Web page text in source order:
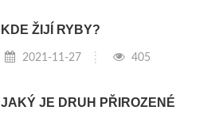
KDE ŽIJÍ RYBY?
2021-11-27 405
JAKÝ JE DRUH PŘIROZENÉ